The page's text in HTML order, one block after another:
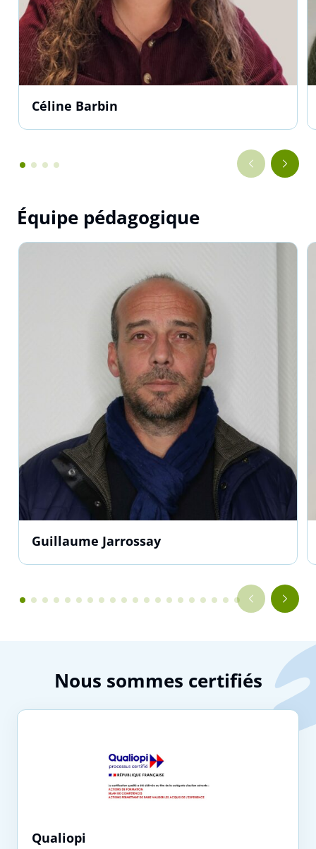
Céline Barbin
Équipe pédagogique
Guillaume Jarrossay
Nous sommes certifiés
Qualiopi